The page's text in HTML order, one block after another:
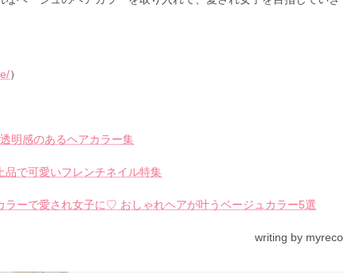
）
明感のあるヘアカラー集
で可愛いフレンチネイル特集
ラーで愛され女子に♡ おしゃれヘアが叶うベージュカラー5選
writing by myreco